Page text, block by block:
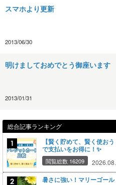
スマホより更新
2013/06/30
明けましておめでとう御座います
2013/01/31
総合記事ランキング
【賢く貯めて、賢く使お
で支払いをお得に！✨
閲覧総数 16209
暑さに強い！マリーゴー